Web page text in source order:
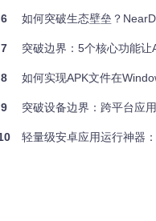
码。通过Mesa图形库硬件
优势对比
6 如何突破生态壁垒？
7 突破边界：5个核心功能
8 如何实现APK文件在Windows上
9 突破设备边界：跨平台应
轻量级安卓应用运行神器：